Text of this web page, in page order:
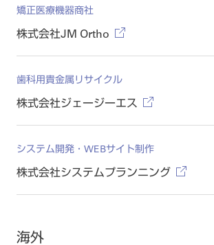
矯正医療機器商社
株式会社JM Ortho
歯科用貴金属リサイクル
株式会社ジェージーエス
システム開発・WEBサイト制作
株式会社システムプランニング
海外